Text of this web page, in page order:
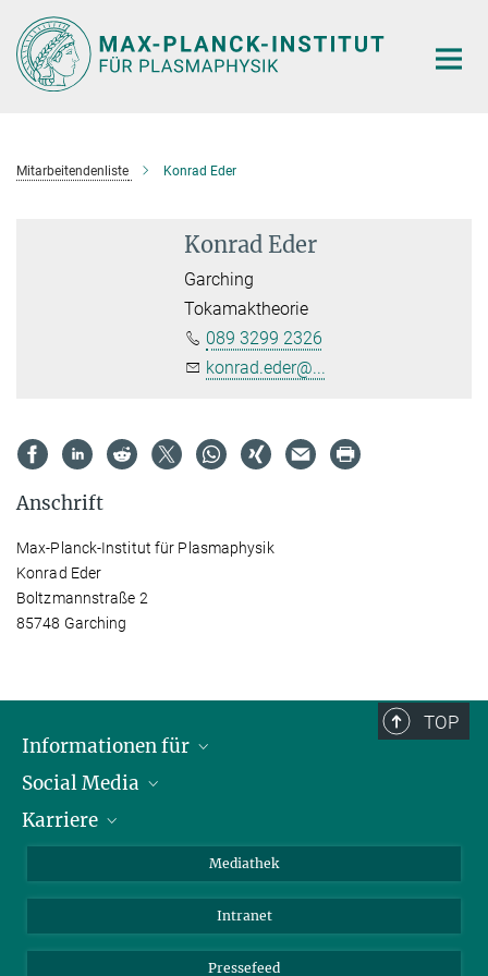
Hauptinhalt
Mitarbeitendenliste Konrad Eder
Konrad Eder
Garching
Tokamaktheorie
089 3299 2326
konrad.eder@...
Anschrift
Max-Planck-Institut für Plasmaphysik
Konrad Eder
Boltzmannstraße 2
85748 Garching
TOP
Informationen für
Journalisten
Schule
Social Media
LinkedIn
Karriere
Mediathek
Intranet
Pressefeed